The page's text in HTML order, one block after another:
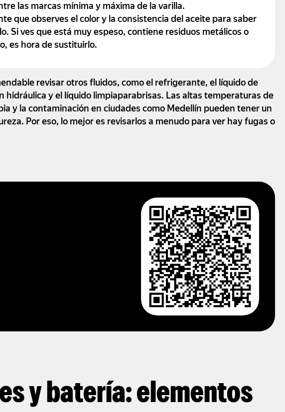
las marcas mínima y máxima de la varilla.
que observes el color y la consistencia del aceite para saber
Si ves que está muy espeso, contiene residuos metálicos o
es hora de sustituirlo.
revisar otros fluidos, como el refrigerante, el líquido de
hidráulica y el líquido limpiaparabrisas. Las altas temperaturas de
y la contaminación en ciudades como Medellín pueden tener un
Por eso, lo mejor es revisarlos a menudo para ver hay fugas o
y batería: elementos